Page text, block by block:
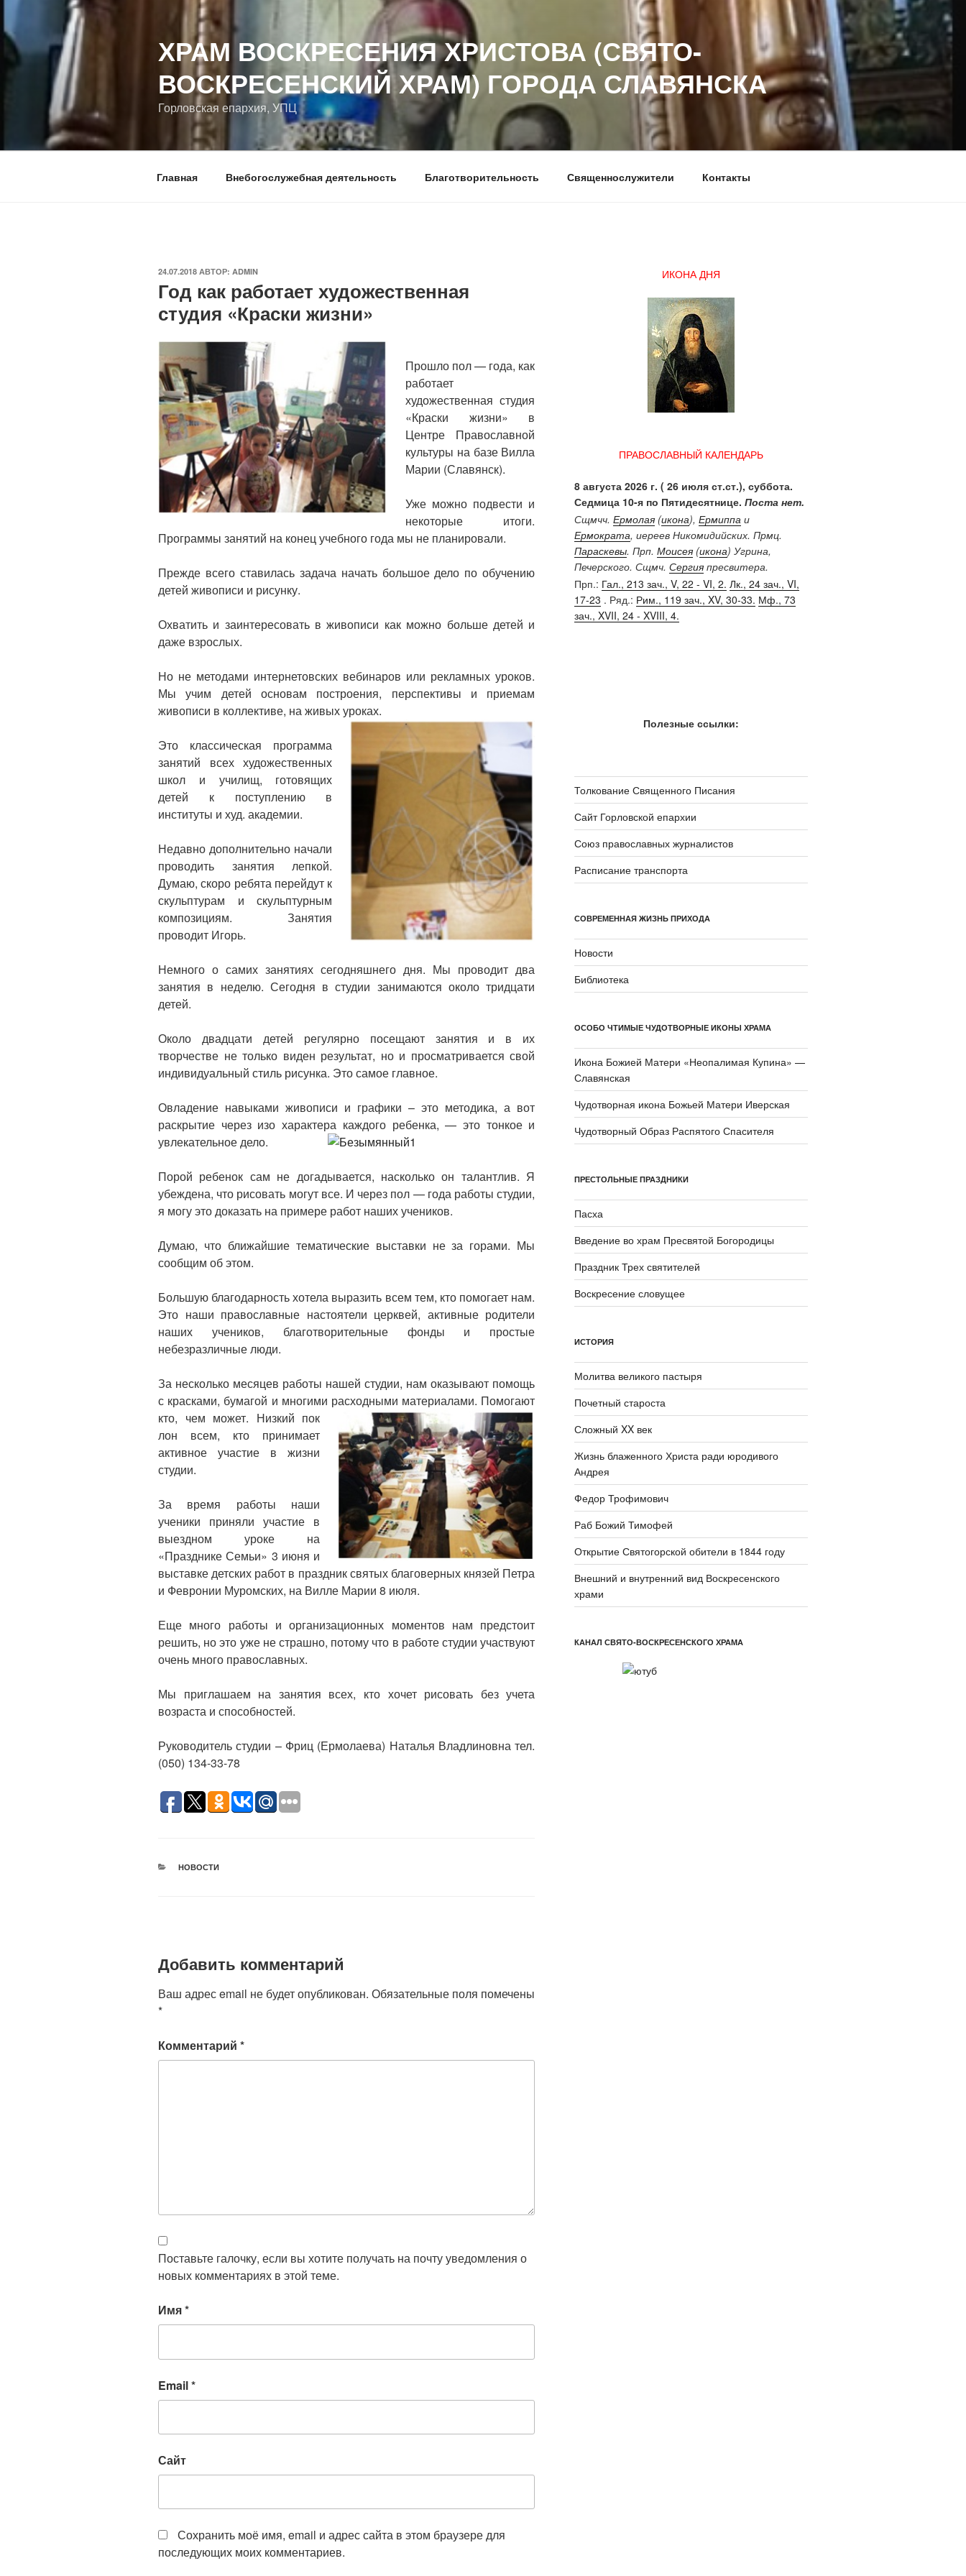
содержимому
ХРАМ ВОСКРЕСЕНИЯ ХРИСТОВА (СВЯТО-
ВОСКРЕСЕНСКИЙ ХРАМ) ГОРОДА СЛАВЯНСКА
Горловская епархия, УПЦ
Главная Внебогослужебная деятельность Благотворительность Священнослужители Контакты
ОПУБЛИКОВАНО
24.07.2018 АВТОР: ADMIN
Год как работает художественная
студия «Краски жизни»
Прошло пол — года, как
работает
художественная студия
«Краски жизни» в
Центре Православной
культуры на базе Вилла
Марии (Славянск).
Уже можно подвести и
некоторые итоги.
Программы занятий на конец учебного года мы не планировали.
Прежде всего ставилась задача начать большое дело по обучению
детей живописи и рисунку.
Охватить и заинтересовать в живописи как можно больше детей и
даже взрослых.
Но не методами интернетовских вебинаров или рекламных уроков.
Мы учим детей основам построения, перспективы и приемам
живописи в коллективе, на живых уроках.
Это классическая программа
занятий всех художественных
школ и училищ, готовящих
детей к поступлению в
институты и худ. академии.
Недавно дополнительно начали
проводить занятия лепкой.
Думаю, скоро ребята перейдут к
скульптурам и скульптурным
композициям. Занятия
проводит Игорь.
Немного о самих занятиях сегодняшнего дня. Мы проводит два
занятия в неделю. Сегодня в студии занимаются около тридцати
детей.
Около двадцати детей регулярно посещают занятия и в их
творчестве не только виден результат, но и просматривается свой
индивидуальный стиль рисунка. Это самое главное.
Овладение навыками живописи и графики – это методика, а вот
раскрытие через изо характера каждого ребенка, — это тонкое и
увлекательное дело.
Порой ребенок сам не догадывается, насколько он талантлив. Я
убеждена, что рисовать могут все. И через пол — года работы студии,
я могу это доказать на примере работ наших учеников.
Думаю, что ближайшие тематические выставки не за горами. Мы
сообщим об этом.
Большую благодарность хотела выразить всем тем, кто помогает нам.
Это наши православные настоятели церквей, активные родители
наших учеников, благотворительные фонды и простые
небезразличные люди.
За несколько месяцев работы нашей студии, нам оказывают помощь
с красками, бумагой и многими расходными материалами. Помогают
кто, чем может. Низкий пок
лон всем, кто принимает
активное участие в жизни
студии.
За время работы наши
ученики приняли участие в
выездном уроке на
«Празднике Семьи» 3 июня и
выставке детских работ в праздник святых благоверных князей Петра
и Февронии Муромских, на Вилле Марии 8 июля.
Еще много работы и организационных моментов нам предстоит
решить, но это уже не страшно, потому что в работе студии участвуют
очень много православных.
Мы приглашаем на занятия всех, кто хочет рисовать без учета
возраста и способностей.
Руководитель студии – Фриц (Ермолаева) Наталья Владлиновна тел.
(050) 134-33-78
РУБРИКИ
НОВОСТИ
Добавить комментарий
Ваш адрес email не будет опубликован. Обязательные поля помечены
*
Комментарий *
Поставьте галочку, если вы хотите получать на почту уведомления о
новых комментариях в этой теме.
Имя*
Email*
Сайт
Сохранить моё имя, email и адрес сайта в этом браузере для
последующих моих комментариев.
ИКОНА ДНЯ
ПРАВОСЛАВНЫЙ КАЛЕНДАРЬ
8 августа 2026 г. ( 26 июля ст.ст.), суббота.
Седмица 10-я по Пятидесятнице. Поста нет.
Сщмчч. Ермолая(икона), Ермиппаи
Ермократа, иереев Никомидийских. Прмц.
Параскевы. Прп. Моисея(икона) Угрина,
Печерского. Сщмч. Сергияпресвитера.
Прп.: Гал., 213 зач., V, 22 - VI, 2. Лк., 24 зач., VI,
17-23 . Ряд.: Рим., 119 зач., XV, 30-33. Мф., 73
зач., XVII, 24 - XVIII, 4.
Полезные ссылки:
Толкование Священного Писания
Сайт Горловской епархии
Союз православных журналистов
Расписание транспорта
СОВРЕМЕННАЯ ЖИЗНЬ ПРИХОДА
Новости
Библиотека
ОСОБО ЧТИМЫЕ ЧУДОТВОРНЫЕ ИКОНЫ ХРАМА
Икона Божией Матери «Неопали­мая Купина» —
Славянская
Чудотворная икона Божьей Матери Иверская
Чудотворный Образ Распятого Спасителя
ПРЕСТОЛЬНЫЕ ПРАЗДНИКИ
Пасха
Введение во храм Пресвятой Богородицы
Праздник Трех святителей
Воскресение словущее
ИСТОРИЯ
Молитва великого пастыря
Почетный староста
Сложный XX век
Жизнь блаженного Христа ради юродивого
Андрея
Федор Трофимович
Раб Божий Тимофей
Открытие Святогорской обители в 1844 году
Внешний и внутренний вид Воскресенского
храми
КАНАЛ СВЯТО-ВОСКРЕСЕНСКОГО ХРАМА